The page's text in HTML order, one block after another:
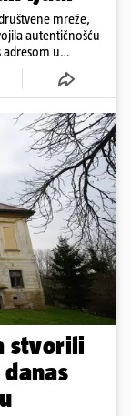
mreže,
autentičnošću
adresom u
energije
stvorili